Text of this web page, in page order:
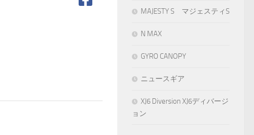
MAJESTY S マジェスティS
N MAX
GYRO CANOPY
ニュースギア
XJ6 Diversion XJ6ディバージ
ョン